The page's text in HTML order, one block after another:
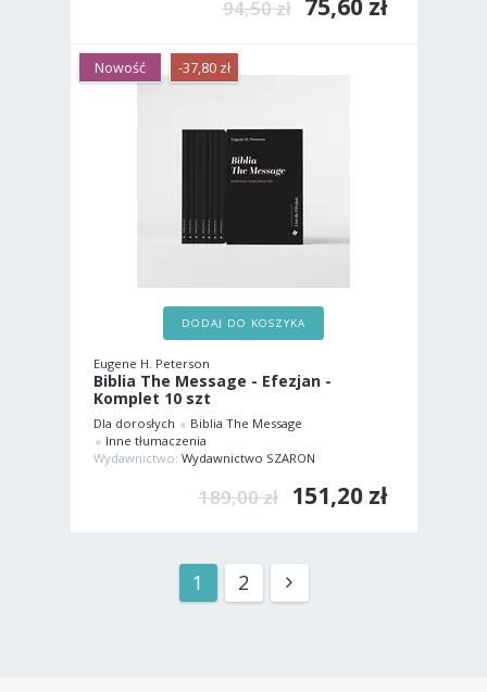
94,50 zł 75,60 zł
Nowość -37,80 zł
DODAJ DO KOSZYKA
Eugene H. Peterson
Biblia The Message - Efezjan -
Komplet 10 szt
Dla dorosłych
Biblia The Message
Inne tłumaczenia
Wydawnictwo: Wydawnictwo SZARON
189,00 zł 151,20 zł
1 2